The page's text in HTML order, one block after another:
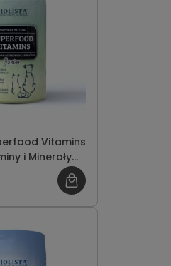
Vitamins
i Minerały
200g